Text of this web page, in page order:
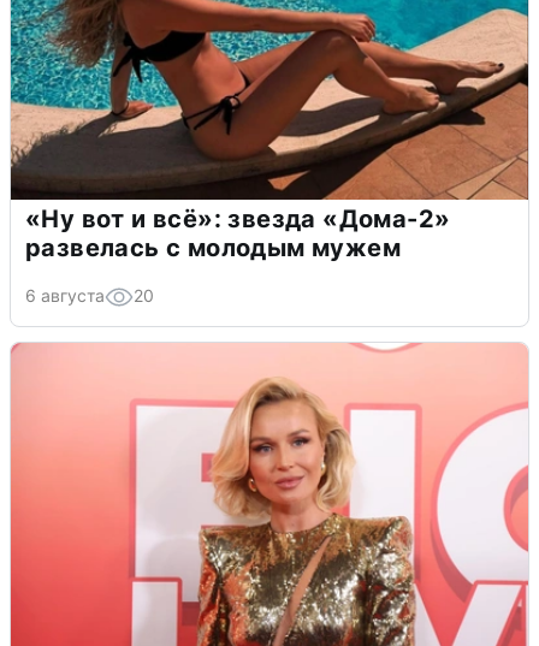
«Ну вот и всё»: звезда «Дома-2»
развелась с молодым мужем
6 августа 20